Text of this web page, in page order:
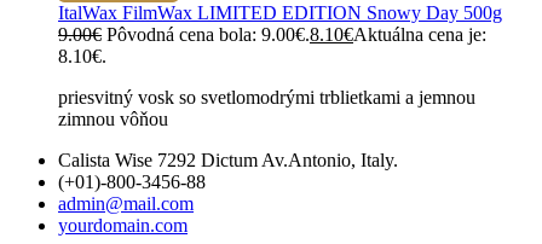
ItalWax FilmWax LIMITED EDITION Snowy Day 500g
9.00€ Pôvodná cena bola: 9.00€.8.10€Aktuálna cena je:
8.10€.
priesvitný vosk so svetlomodrými trblietkami a jemnou
zimnou vôňou
Calista Wise 7292 Dictum Av.Antonio, Italy.
(+01)-800-3456-88
admin@mail.com
yourdomain.com